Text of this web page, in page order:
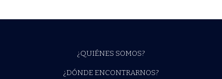
¿QUIÉNES SOMOS?
¿DÓNDE ENCONTRARNOS?